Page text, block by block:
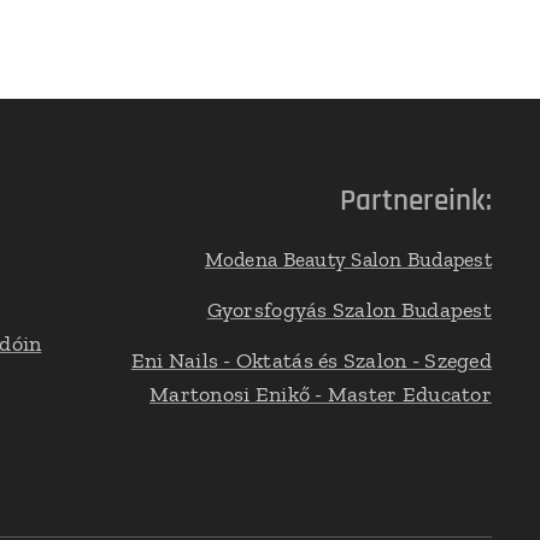
Partnereink:
Modena Beauty Salon Budapest
Gyorsfogyás Szalon Budapest
Eni Nails - Oktatás és Szalon - Szeged
Martonosi Enikő - Master Educator